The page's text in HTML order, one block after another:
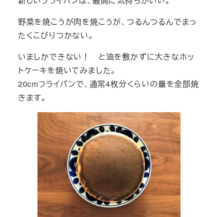
野菜を焼こうが肉を焼こうが、つるんつるんでまっ
たくこびりつかない。
いましかできない！ と油を敷かずに大きなホッ
トケーキを焼いてみました。
20cmフライパンで、通常4枚分くらいの量を全部焼
きます。